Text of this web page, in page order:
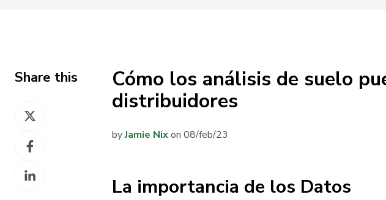
Share this
Share
Share
Facebook
Share
Cómo los análisis de suelo
distribuidores
byJamie Nixon 08/feb/23
La importancia de los Datos